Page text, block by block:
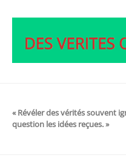
« Révéler des vérités souvent
question les idées reçues. »